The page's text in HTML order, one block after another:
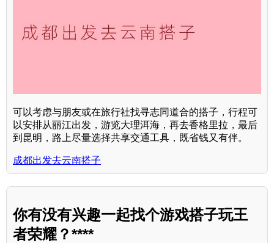
可以考虑与朋友或在旅行社找寻志同道合的搭子，行程可
以安排从丽江出发，游览大理洱海，再去香格里拉，最后
到昆明，路上尽量选择共享交通工具，既省钱又有伴。
成都出发去云南搭子
你有没有兴趣一起找个游戏搭子玩王
者荣耀？****